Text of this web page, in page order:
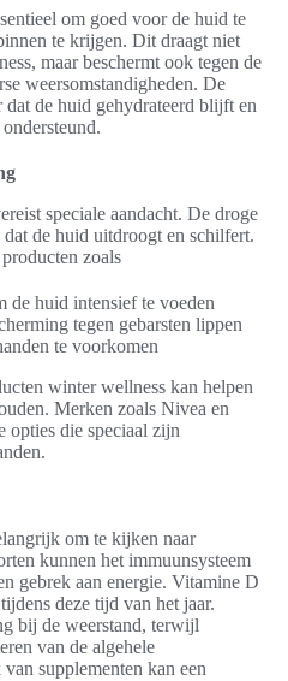
om goed voor de huid te
te krijgen. Dit draagt niet
maar beschermt ook tegen de
weersomstandigheden. De
de huid gehydrateerd blijft en
speciale aandacht. De droge
de huid uitdroogt en schilfert.
zoals
de huid intensief te voeden
tegen gebarsten lippen
te voorkomen
winter wellness kan helpen
Merken zoals Nivea en
opties die speciaal zijn
om te kijken naar
kunnen het immuunsysteem
gebrek aan energie. Vitamine D
deze tijd van het jaar.
bij de weerstand, terwijl
van de algehele
supplementen kan een